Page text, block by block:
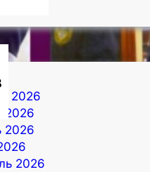
2026
2026
2026
2026